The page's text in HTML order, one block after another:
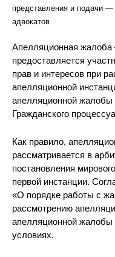
представления и подачи
адвокатов
Апелляционная жалоба
предоставляется
прав и интересов при
апелляционной
апелляционной жалобы
Гражданского
Как правило,
рассматривается в
постановления
первой инстанции.
«О порядке работы с
рассмотрению
апелляционной
условиях.